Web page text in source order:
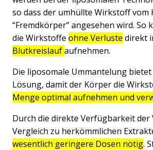
so dass der umhüllte Wirkstoff vom
“Fremdkörper” angesehen wird. So
die Wirkstoffe ohne Verluste direkt
Blutkreislaufaufnehmen.
Die liposomale Ummantelung
Lösung, damit der Körper die
Menge optimal aufnehmen und
Durch die direkte Verfügbarkeit der
Vergleich zu herkömmlichen
wesentlich geringere Dosen nötig.